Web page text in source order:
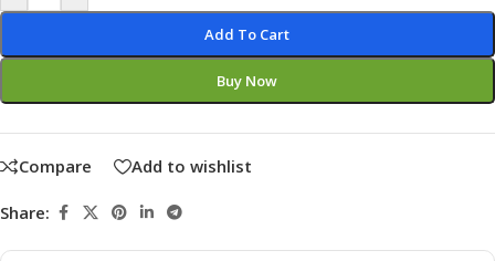
Add To Cart
Buy Now
Compare Add to wishlist
Share: